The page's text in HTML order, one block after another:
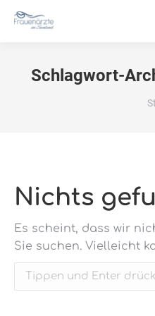
Schlagwort-
Nichts
Es scheint, dass wir
Sie suchen. Vielleicht
Search: